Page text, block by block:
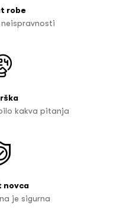
robe
kakva pitanja
novca
je sigurna